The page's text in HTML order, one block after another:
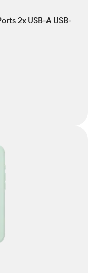
2x USB-A USB-